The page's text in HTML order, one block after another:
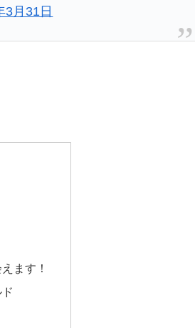
3月31日
ます！